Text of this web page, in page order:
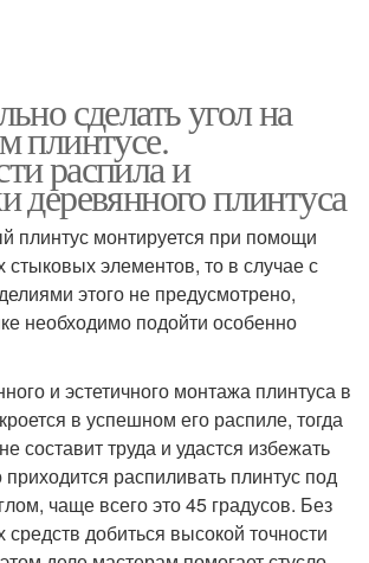
сделать угол на
плинтусе.
распила и
деревянного плинтуса
плинтус монтируется при помощи
стыковых элементов, то в случае с
этого не предусмотрено,
необходимо подойти особенно
и эстетичного монтажа плинтуса в
в успешном его распиле, тогда
составит труда и удастся избежать
распиливать плинтус под
чаще всего это 45 градусов. Без
средств добиться высокой точности